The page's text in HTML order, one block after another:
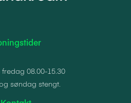
08.00-15.30
søndag stengt.